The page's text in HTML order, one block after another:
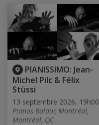
PIANISSIMO: Jean-
Michel Pilc & Félix
Stüssi
13 septembre 2026, 19h00
Pianos Bolduc Montréal,
Montréal, QC